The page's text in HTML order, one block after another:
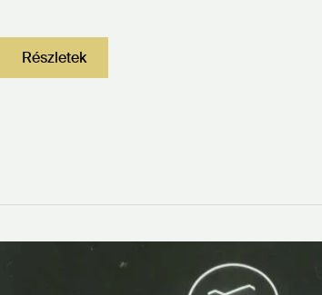
Részletek